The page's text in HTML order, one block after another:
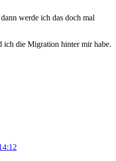
werde ich das doch mal
ich die Migration hinter mir habe.